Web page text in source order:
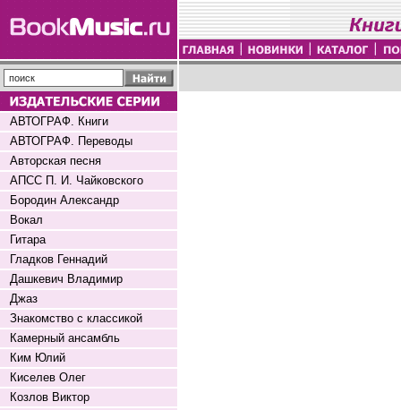
АВТОГРАФ. Книги
АВТОГРАФ. Переводы
Авторская песня
АПСС П. И. Чайковского
Бородин Александр
Вокал
Гитара
Гладков Геннадий
Дашкевич Владимир
Джаз
Знакомство с классикой
Камерный ансамбль
Ким Юлий
Киселев Олег
Козлов Виктор